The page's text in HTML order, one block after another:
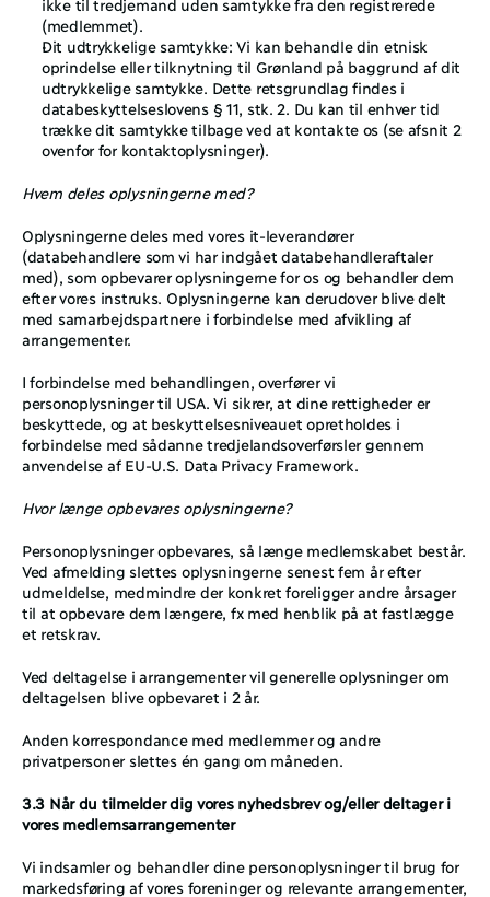
ikke til tredjemand uden samtykke fra den registrerede
(medlemmet).
Dit udtrykkelige samtykke: Vi kan behandle din etnisk
oprindelse eller tilknytning til Grønland på baggrund af dit
udtrykkelige samtykke. Dette retsgrundlag findes i
databeskyttelseslovens § 11, stk. 2. Du kan til enhver tid
trække dit samtykke tilbage ved at kontakte os (se afsnit ‎2
ovenfor for kontaktoplysninger).
Hvem deles oplysningerne med?
Oplysningerne deles med vores it-leverandører
(databehandlere som vi har indgået databehandleraftaler
med), som opbevarer oplysningerne for os og behandler dem
efter vores instruks. Oplysningerne kan derudover blive delt
med samarbejdspartnere i forbindelse med afvikling af
arrangementer.
I forbindelse med behandlingen, overfører vi
personoplysninger til USA. Vi sikrer, at dine rettigheder er
beskyttede, og at beskyttelsesniveauet opretholdes i
forbindelse med sådanne tredjelandsoverførsler gennem
anvendelse af EU-U.S. Data Privacy Framework.
Hvor længe opbevares oplysningerne?
Personoplysninger opbevares, så længe medlemskabet består.
Ved afmelding slettes oplysningerne senest fem år efter
udmeldelse, medmindre der konkret foreligger andre årsager
til at opbevare dem længere, fx med henblik på at fastlægge
et retskrav.
Ved deltagelse i arrangementer vil generelle oplysninger om
deltagelsen blive opbevaret i 2 år.
Anden korrespondance med medlemmer og andre
privatpersoner slettes én gang om måneden.
3.3 Når du tilmelder dig vores nyhedsbrev og/eller deltager i
vores medlemsarrangementer
Vi indsamler og behandler dine personoplysninger til brug for
markedsføring af vores foreninger og relevante arrangementer,